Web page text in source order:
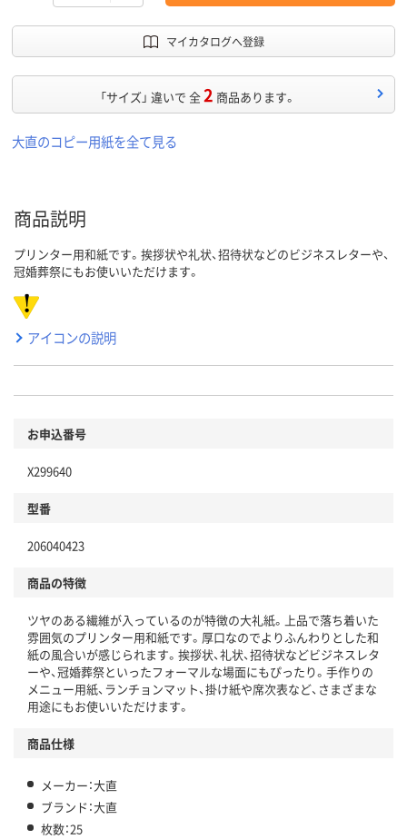
マイカタログへ登録
「サイズ」 違いで 全2 商品あります。
大直のコピー用紙を全て見る
商品説明
プリンター用和紙です。挨拶状や礼状、招待状などのビジネスレターや、
冠婚葬祭にもお使いいただけます。
アイコンの説明
お申込番号
X299640
型番
206040423
商品の特徴
ツヤのある繊維が入っているのが特徴の大礼紙。上品で落ち着いた
雰囲気のプリンター用和紙です。厚口なのでよりふんわりとした和
紙の風合いが感じられます。挨拶状、礼状、招待状などビジネスレタ
ーや、冠婚葬祭といったフォーマルな場面にもぴったり。手作りの
メニュー用紙、ランチョンマット、掛け紙や席次表など、さまざまな
用途にもお使いいただけます。
商品仕様
メーカー：大直
ブランド：大直
枚数：25